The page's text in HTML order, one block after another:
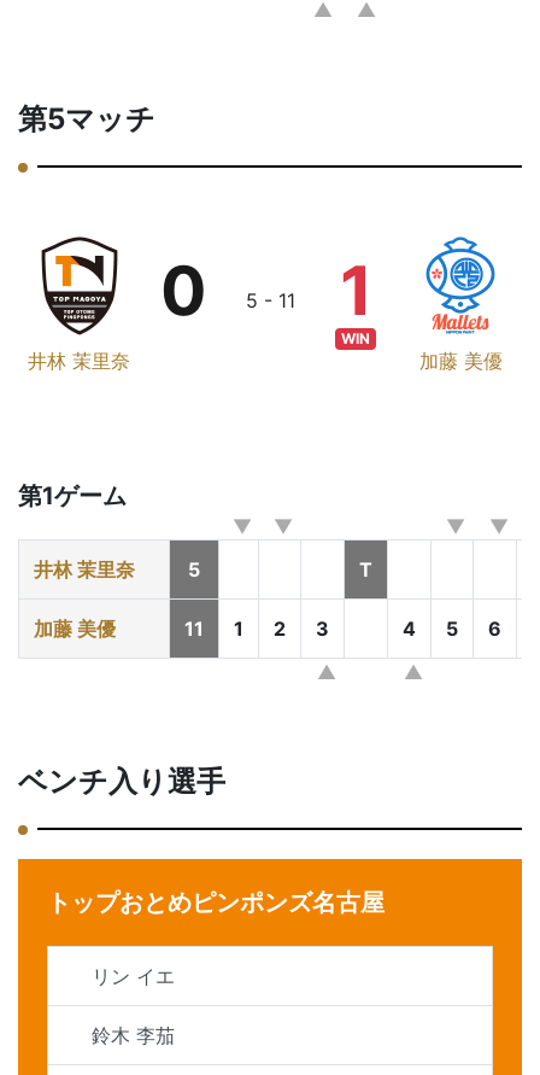
第5マッチ
井林 茉里奈
0 5 - 11
加藤 美優
1
WIN
第1ゲーム
井林 茉里奈 5 T
加藤 美優 11 1 2 3 4 5 6
ベンチ入り選手
トップおとめピンポンズ名古屋
リン イエ
鈴木 李茄